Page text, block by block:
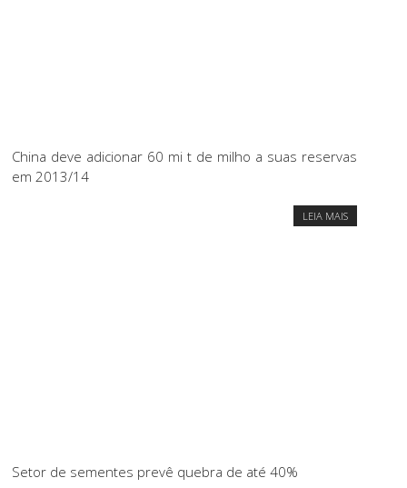
China deve adicionar 60 mi t de milho a suas reservas
em 2013/14
LEIA MAIS
Setor de sementes prevê quebra de até 40%